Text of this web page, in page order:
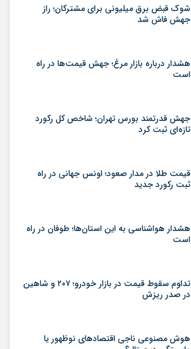
شوک قبض برق میلیونی برای مشترکان؛ راز
جهش فاش شد
هشدار درباره بازار مرغ؛ جهش قیمت‌ها در راه
است
جهش قدرتمند بورس تهران؛ شاخص کل رکورد
تازه‌ای ثبت کرد
قیمت طلا در مدار صعود؛ اونس جهانی در راه
ثبت رکورد جدید
هشدار هواشناسی به این استان‌ها؛ طوفان در راه
است
تداوم سقوط قیمت در بازار خودرو؛ ۲۰۷ و شاهین
در صدر ریزش
هوش مصنوعی ناجی اقتصادهای نوظهور یا